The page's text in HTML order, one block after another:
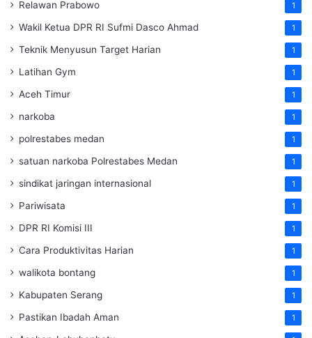
Relawan Prabowo 1
Wakil Ketua DPR RI Sufmi Dasco Ahmad 1
Teknik Menyusun Target Harian 1
Latihan Gym 1
Aceh Timur 1
narkoba 1
polrestabes medan 1
satuan narkoba Polrestabes Medan 1
sindikat jaringan internasional 1
Pariwisata 1
DPR RI Komisi III 1
Cara Produktivitas Harian 1
walikota bontang 1
Kabupaten Serang 1
Pastikan Ibadah Aman 1